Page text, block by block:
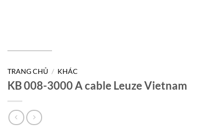
TRANG CHỦ / KHÁC
KB 008-3000 A cable Leuze Vietnam